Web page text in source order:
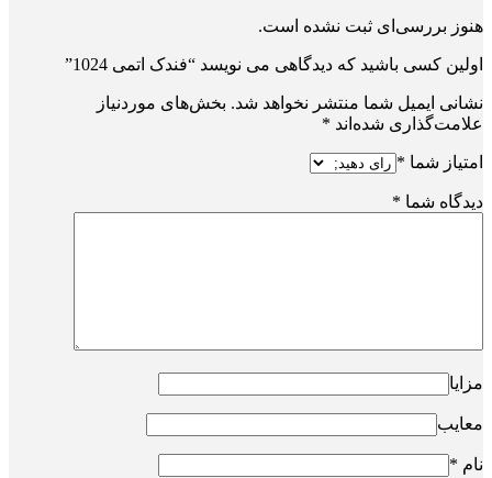
هنوز بررسی‌ای ثبت نشده است.
اولین کسی باشید که دیدگاهی می نویسد “فندک اتمی 1024”
نشانی ایمیل شما منتشر نخواهد شد. بخش‌های موردنیاز
علامت‌گذاری شده‌اند *
امتیاز شما *
دیدگاه شما *
مزایا
معایب
نام *